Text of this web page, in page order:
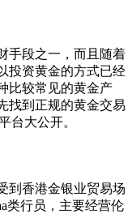
手段之一，而且随着
投资黄金的方式已经
比较常见的黄金产
找到正规的黄金交易
台大公开。
到香港金银业贸易场
类行员，主要经营伦